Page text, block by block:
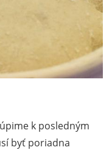
k posledným
byť poriadna